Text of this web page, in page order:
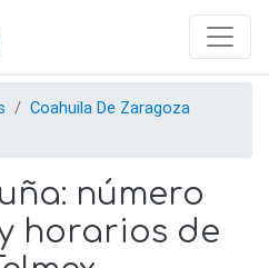
Coahuila De Zaragoza
número
horarios de